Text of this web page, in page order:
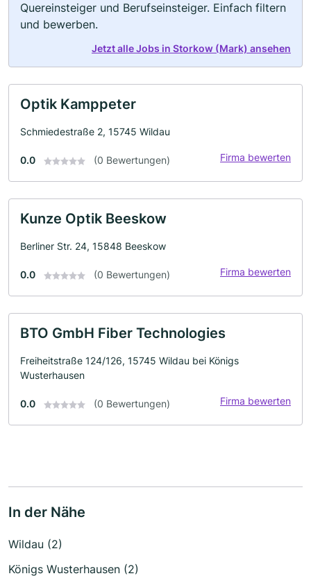
Quereinsteiger und Berufseinsteiger. Einfach filtern
und bewerben.
Jetzt alle Jobs in Storkow (Mark) ansehen
Optik Kamppeter
Schmiedestraße 2, 15745 Wildau
0.0 (0 Bewertungen) Firma bewerten
Kunze Optik Beeskow
Berliner Str. 24, 15848 Beeskow
0.0 (0 Bewertungen) Firma bewerten
BTO GmbH Fiber Technologies
Freiheitstraße 124/126, 15745 Wildau bei Königs
Wusterhausen
0.0 (0 Bewertungen) Firma bewerten
In der Nähe
Wildau (2)
Königs Wusterhausen (2)